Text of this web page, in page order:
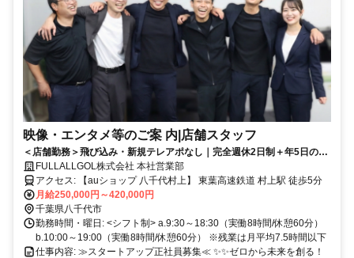
映像・エンタメ等のご案 内|店舗スタッフ
＜店舗勤務＞飛び込み・新規テレアポなし｜完全週休2日制＋年5日の特
別有給休暇あり！充実した研修で未経験から年収1000万円も夢じゃな
い。
FULLALLGOL株式会社 本社営業部
アクセス: 【auショップ 八千代村上】 東葉高速鉄道 村上駅 徒歩5分
月給250,000円～420,000円
千葉県八千代市
勤務時間・曜日: <シフト制> a.9:30～18:30（実働8時間/休憩60分）
b.10:00～19:00（実働8時間/休憩60分） ※残業は月平均7.5時間以下
仕事内容: ≫スタートアップ正社員募集≪ ✨✨ゼロから未来を創る！